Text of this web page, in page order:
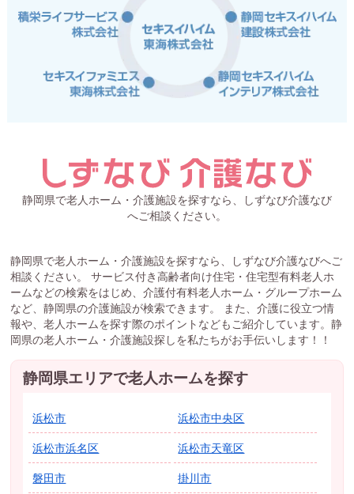
静岡県で老人ホーム・介護施設を探すなら、しずなび介護なび
へご相談ください。
静岡県で老人ホーム・介護施設を探すなら、しずなび介護なびへご
相談ください。 サービス付き高齢者向け住宅・住宅型有料老人ホ
ームなどの検索をはじめ、介護付有料老人ホーム・グループホーム
など、静岡県の介護施設が検索できます。 また、介護に役立つ情
報や、老人ホームを探す際のポイントなどもご紹介しています。静
岡県の老人ホーム・介護施設探しを私たちがお手伝いします！！
静岡県エリアで老人ホームを探す
浜松市 浜松市中央区
浜松市浜名区 浜松市天竜区
磐田市 掛川市